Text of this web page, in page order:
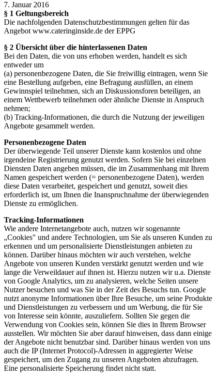
7. Januar 2016
§ 1 Geltungsbereich
Die nachfolgenden Datenschutzbestimmungen gelten für das
Angebot www.cateringinside.de der EPPG
§ 2 Übersicht über die hinterlassenen Daten
Bei den Daten, die von uns erhoben werden, handelt es sich
entweder um
(a) personenbezogene Daten, die Sie freiwillig eintragen, wenn Sie
eine Bestellung aufgeben, eine Befragung ausfüllen, an einem
Gewinnspiel teilnehmen, sich an Diskussionsforen beteiligen, an
einem Wettbewerb teilnehmen oder ähnliche Dienste in Anspruch
nehmen;
(b) Tracking-Informationen, die durch die Nutzung der jeweiligen
Angebote gesammelt werden.
Personenbezogene Daten
Der überwiegende Teil unserer Dienste kann kostenlos und ohne
irgendeine Registrierung genutzt werden. Sofern Sie bei einzelnen
Diensten Daten angeben müssen, die im Zusammenhang mit Ihrem
Namen gespeichert werden (= personenbezogene Daten), werden
diese Daten verarbeitet, gespeichert und genutzt, soweit dies
erforderlich ist, um Ihnen die Inanspruchnahme der überwiegenden
Dienste zu ermöglichen.
Tracking-Informationen
Wie andere Internetangebote auch, nutzen wir sogenannte
„Cookies" und andere Technologien, um Sie als unseren Kunden zu
erkennen und um personalisierte Dienstleistungen anbieten zu
können. Darüber hinaus möchten wir auch verstehen, welche
Angebote von unseren Kunden verstärkt genutzt werden und wie
lange die Verweildauer auf ihnen ist. Hierzu nutzen wir u.a. Dienste
von Google Analytics, um zu analysieren, welche Seiten unsere
Nutzer besuchen und was Sie in der Zeit des Besuchs tun. Google
nutzt anonyme Informationen über Ihre Besuche, um seine Produkte
und Dienstleistungen zu verbessern und um Werbung, die für Sie
von Interesse sein könnte, auszuliefern. Sollten Sie gegen die
Verwendung von Cookies sein, können Sie dies in Ihrem Browser
ausstellen. Wir möchten Sie aber darauf hinweisen, dass dann einige
der Angebote nicht benutzbar sind. Darüber hinaus werden von uns
auch die IP (Internet Protocol)-Adressen in aggregierter Weise
gespeichert, um den Zugang zu unseren Angeboten abzufragen.
Eine personalisierte Speicherung findet nicht statt.